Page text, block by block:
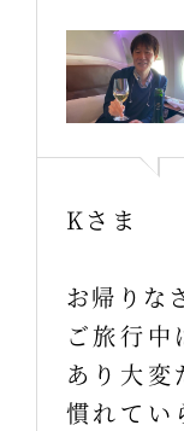
Kさま
お帰りな
ご旅行
あり大変
慣れてい